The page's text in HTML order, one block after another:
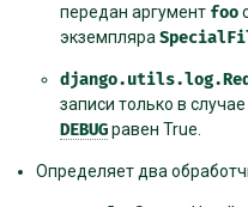
передан аргумент foo
экземпляра
записи только в
DEBUGравен True.
Определяет два